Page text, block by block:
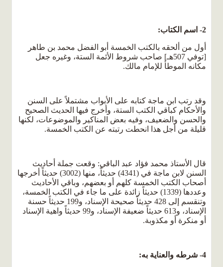
2- اسم الكتاب:
أول من ألحقه بالكتب الخمسة أبو الفضل محمد بن طاهر
[توفي 507هـ] صاحب شروط الأئمة الستة، وغيره جعل
مكانه الموطأ للإمام مالك.
وقد رتب ابن ماجة كتابه على الأبواب مشتملاً على السنن
والأحكام كباقي الكتب الستة، وأخرج فيها الحديث الصحيح
والحسن والضعيف، وفيه بعض المناكير والموضوعات، لكنها
قليلة من أجل هذا انحطت رتبته عن الكتب الخمسة.
قال الأستاذ محمد فؤاد عبد الباقي: وقعت جملة أحاديث
السنن لابن ماجة في (4341) حديثاً، منها (3002) حديثاً أخرجها
أصحاب الكتب الخمسة كلهم أو بعضهم، وباقي الأحاديث
وعددها (1339) حديثاً زائدة على ما جاء في الكتب الخمسة،
وتنقسم إلى 428 حديثاً صحيحة الإسناد، و199 حديثاً حسنة
الإسناد، و613 حديثاً ضعيفة الإسناد، و99 حديثاً واهية الإسناد
أو منكرة أو مكذوبة.
4- شرطه والعناية به: